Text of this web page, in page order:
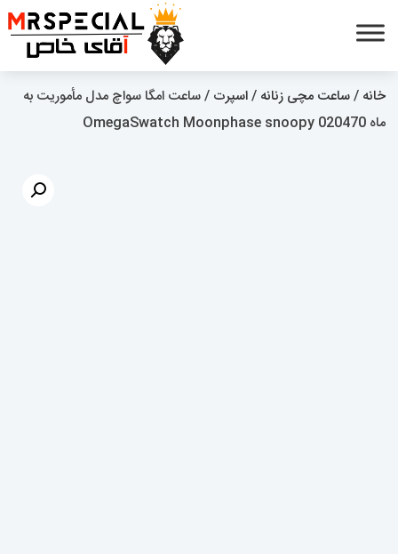
خانه /ساعت مچی زنانه /اسپرت / ساعت امگا سواچ مدل مأموریت به
ماه OmegaSwatch Moonphase snoopy 020470